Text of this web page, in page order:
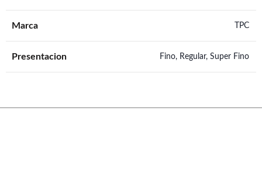
Marca TPC
Presentacion Fino, Regular, Super Fino